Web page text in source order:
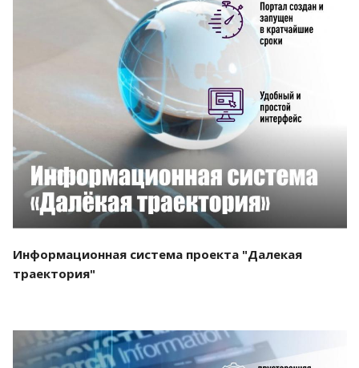
Смотреть проект
Информационная система проекта "Далекая
траектория"